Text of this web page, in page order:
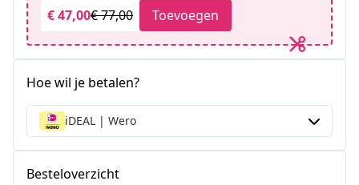
€ 47,00€ 77,00 Toevoegen
Hoe wil je betalen?
iDEAL | Wero
Besteloverzicht